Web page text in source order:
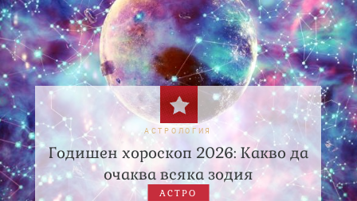
АСТРОЛОГИЯ
Годишен хороскоп 2026: Какво да
очаква всяка зодия
АСТРО